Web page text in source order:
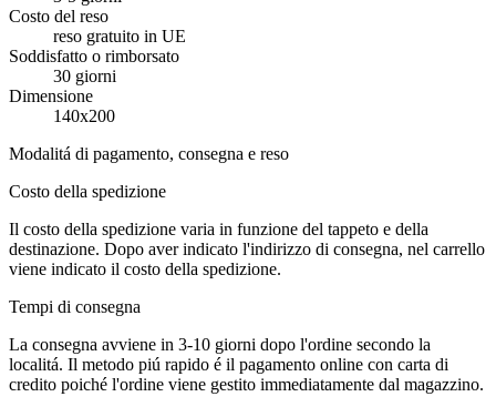
Costo del reso
reso gratuito in UE
Soddisfatto o rimborsato
30 giorni
Dimensione
140x200
Modalitá di pagamento, consegna e reso
Costo della spedizione
Il costo della spedizione varia in funzione del tappeto e della
destinazione. Dopo aver indicato l'indirizzo di consegna, nel carrello
viene indicato il costo della spedizione.
Tempi di consegna
La consegna avviene in 3-10 giorni dopo l'ordine secondo la
localitá. Il metodo piú rapido é il pagamento online con carta di
credito poiché l'ordine viene gestito immediatamente dal magazzino.